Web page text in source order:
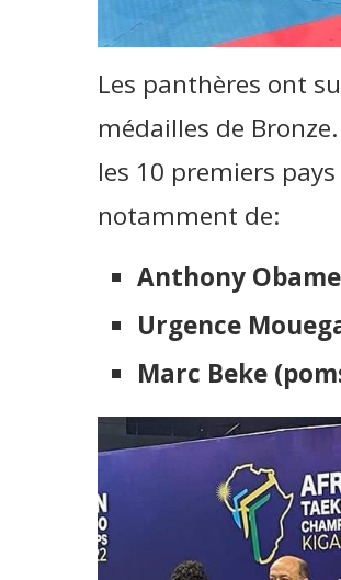
Les panthères ont
médailles de
les 10 premiers
notamment de:
Anthony
Urgence
Marc Beke